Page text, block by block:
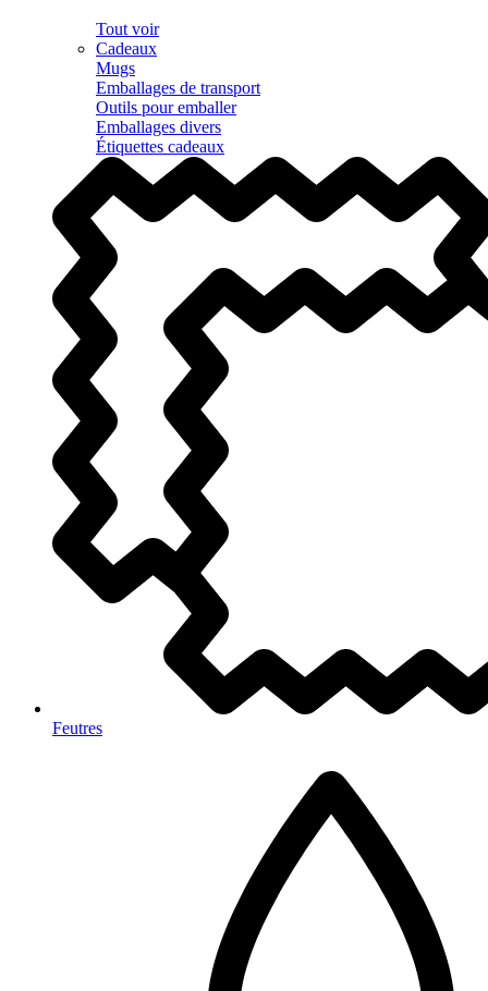
Tout voir
Cadeaux
Mugs
Emballages de transport
Outils pour emballer
Emballages divers
Étiquettes cadeaux
Feutres